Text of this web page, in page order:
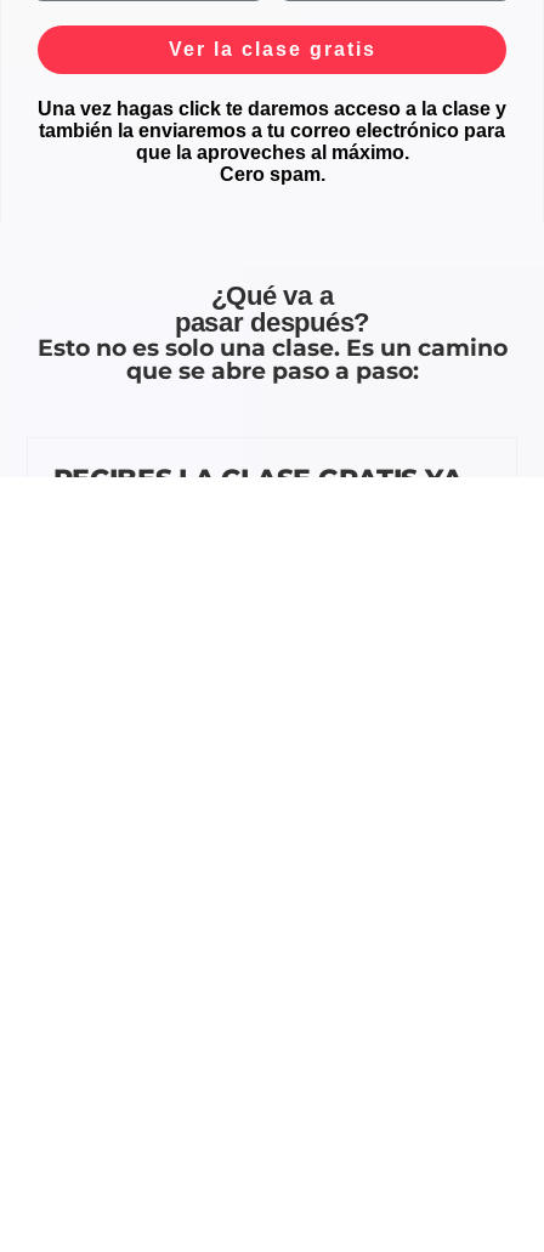
Ver la clase gratis
Una vez hagas click te daremos acceso a la clase y
también la enviaremos a tu correo electrónico para
que la aproveches al máximo.
Cero spam.
¿Qué va a
pasar después?
Esto no es solo una clase. Es un camino
que se abre paso a paso:
RECIBES LA CLASE GRATIS YA